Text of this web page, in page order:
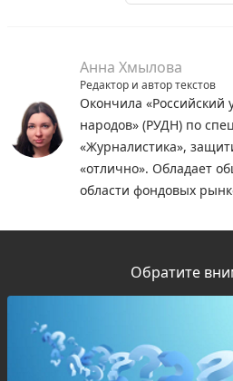
Анна Хмылова
Редактор и автор текстов
Окончила «Российский
народов» (РУДН) по
«Журналистика»,
«отлично». Обладает
области фондовых
Обратите